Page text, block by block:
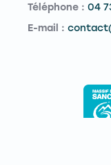
Téléphone : 04
E-mail :